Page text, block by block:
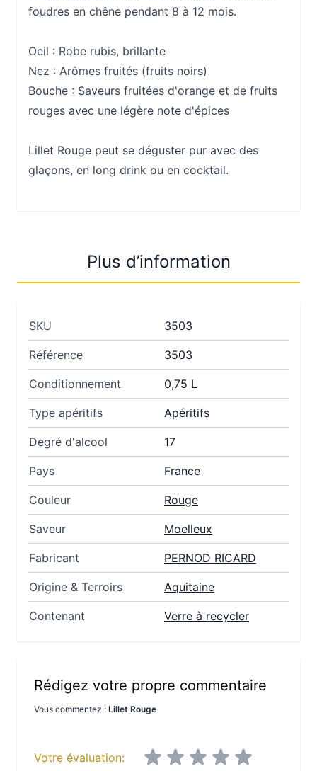
foudres en chêne pendant 8 à 12 mois.
Oeil : Robe rubis, brillante
Nez : Arômes fruités (fruits noirs)
Bouche : Saveurs fruitées d'orange et de fruits
rouges avec une légère note d'épices
Lillet Rouge peut se déguster pur avec des
glaçons, en long drink ou en cocktail.
Plus d’information
SKU 3503
Référence 3503
Conditionnement 0,75 L
Type apéritifs Apéritifs
Degré d'alcool 17
Pays France
Couleur Rouge
Saveur Moelleux
Fabricant PERNOD RICARD
Origine & Terroirs Aquitaine
Contenant Verre à recycler
Rédigez votre propre commentaire
Vous commentez : Lillet Rouge
Votre évaluation: